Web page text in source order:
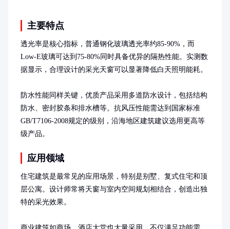
主要特点
透光率是核心指标，普通钢化玻璃透光率约85-90%，而
Low-E玻璃可达到75-80%同时具备优异的隔热性能。实测数
据显示，合理设计的采光天窗可以显著降低白天照明能耗。
防水性能同样关键，优质产品采用多道防水设计，包括结构
防水、密封胶条和排水槽等。抗风压性能需达到国家标准
GB/T7106-2008规定的级别，沿海地区建筑建议选用更高等
级产品。
应用领域
住宅建筑是最常见的应用场景，特别是别墅、复式住宅和顶
层公寓。设计师常将天窗与室内空间规划相结合，创造出独
特的采光效果。